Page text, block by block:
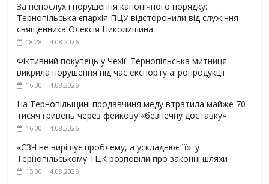
За непослух і порушення канонічного порядку:
Тернопільська єпархія ПЦУ відсторонили від служіння
священника Олексія Николишина
18:28 | 4.08.2026
Фіктивний покупець у Чехії: Тернопільська митниця
викрила порушення під час експорту агропродукції
16:30 | 4.08.2026
На Тернопільщині продавчиня меду втратила майже 70
тисяч гривень через фейкову «безпечну доставку»
16:00 | 4.08.2026
«СЗЧ не вирішує проблему, а ускладнює її»: у
Тернопільському ТЦК розповіли про законні шляхи
15:00 | 4.08.2026